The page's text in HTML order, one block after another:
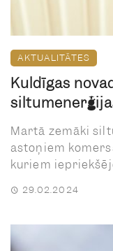
AKTUALITĀTES
Kuldīgas
Martā zemāki
astoņiem
kuriem
29.02.2024